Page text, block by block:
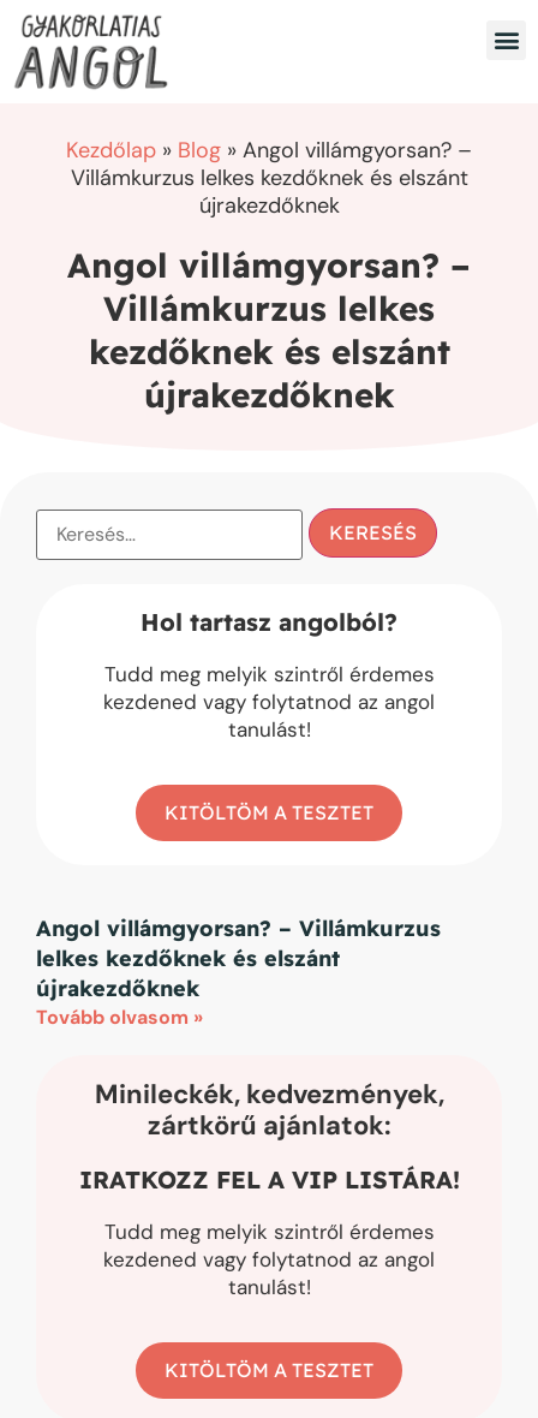
Kezdőlap » Blog » Angol villámgyorsan? –
Villámkurzus lelkes kezdőknek és elszánt
újrakezdőknek
Angol villámgyorsan? –
Villámkurzus lelkes
kezdőknek és elszánt
újrakezdőknek
Hol tartasz angolból?
Tudd meg melyik szintről érdemes
kezdened vagy folytatnod az angol
tanulást!
KITÖLTÖM A TESZTET
Angol villámgyorsan? – Villámkurzus
lelkes kezdőknek és elszánt
újrakezdőknek
Tovább olvasom »
Minileckék, kedvezmények,
zártkörű ajánlatok:
IRATKOZZ FEL A VIP LISTÁRA!
Tudd meg melyik szintről érdemes
kezdened vagy folytatnod az angol
tanulást!
KITÖLTÖM A TESZTET